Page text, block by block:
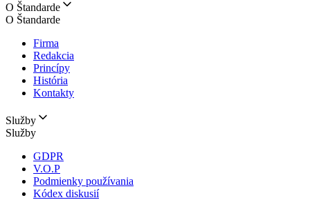
O Štandarde
O Štandarde
Firma
Redakcia
Princípy
História
Kontakty
Služby
Služby
GDPR
V.O.P
Podmienky používania
Kódex diskusií